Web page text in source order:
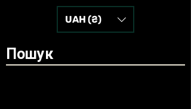
UAH (₴)